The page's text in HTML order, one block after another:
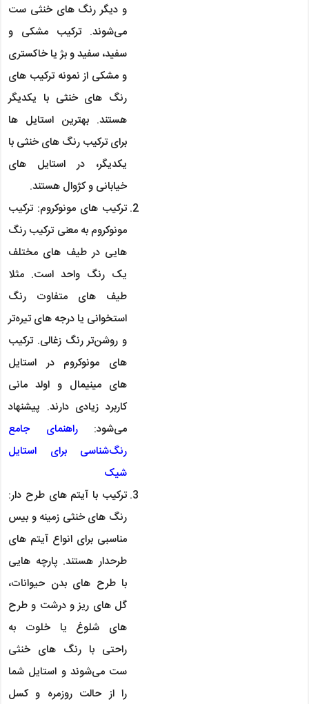
و دیگر رنگ های خنثی ست
می‌شوند. ترکیب مشکی و
سفید، سفید و بژ یا خاکستری
و مشکی از نمونه ترکیب های
رنگ های خنثی با یکدیگر
هستند. بهترین استایل ها
برای ترکیب رنگ های خنثی با
یکدیگر، در استایل های
خیابانی و کژوال هستند.
ترکیب های مونوکروم: ترکیب
مونوکروم به معنی ترکیب رنگ
هایی در طیف های مختلف
یک رنگ واحد است. مثلا
طیف های متفاوت رنگ
استخوانی یا درجه های تیره‌تر
و روشن‌تر رنگ زغالی. ترکیب
های مونوکروم در استایل
های مینیمال و اولد مانی
کاربرد زیادی دارند. پیشنهاد
می‌شود:راهنمای جامع
رنگ‌شناسی برای استایل
شیک
ترکیب با آیتم های طرح دار:
رنگ های خنثی زمینه و بیس
مناسبی برای انواع آیتم های
طرحدار هستند. پارچه هایی
با طرح های بدن حیوانات،
گل های ریز و درشت و طرح
های شلوغ یا خلوت به
راحتی با رنگ های خنثی
ست می‌شوند و استایل شما
را از حالت روزمره و کسل